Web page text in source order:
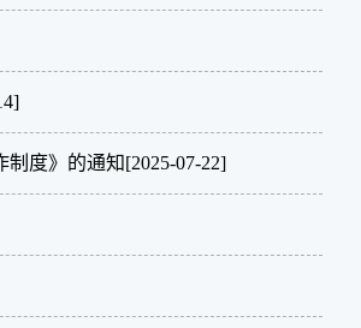
制度》的通知[2025-07-22]